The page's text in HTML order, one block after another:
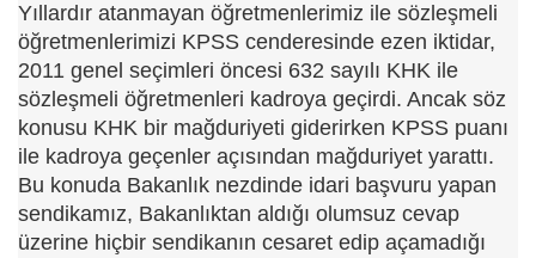
Yıllardır atanmayan öğretmenlerimiz ile sözleşmeli
öğretmenlerimizi KPSS cenderesinde ezen iktidar,
2011 genel seçimleri öncesi 632 sayılı KHK ile
sözleşmeli öğretmenleri kadroya geçirdi. Ancak söz
konusu KHK bir mağduriyeti giderirken KPSS puanı
ile kadroya geçenler açısından mağduriyet yarattı.
Bu konuda Bakanlık nezdinde idari başvuru yapan
sendikamız, Bakanlıktan aldığı olumsuz cevap
üzerine hiçbir sendikanın cesaret edip açamadığı